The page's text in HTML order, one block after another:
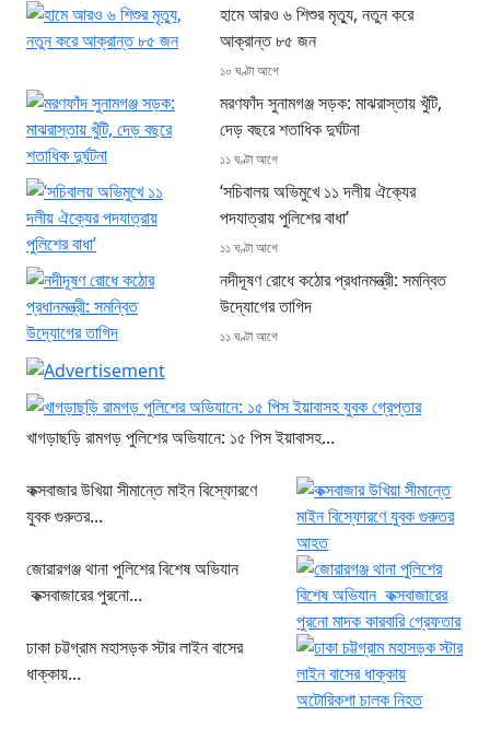
হামে আরও ৬ শিশুর মৃত্যু, নতুন করে
আক্রান্ত ৮৫ জন
১০ ঘণ্টা আগে
মরণফাঁদ সুনামগঞ্জ সড়ক: মাঝরাস্তায় খুঁটি,
দেড় বছরে শতাধিক দুর্ঘটনা
১১ ঘণ্টা আগে
‘সচিবালয় অভিমুখে ১১ দলীয় ঐক্যের
পদযাত্রায় পুলিশের বাধা’
১১ ঘণ্টা আগে
নদীদূষণ রোধে কঠোর প্রধানমন্ত্রী: সমন্বিত
উদ্যোগের তাগিদ
১১ ঘণ্টা আগে
খাগড়াছড়ি রামগড় পুলিশের অভিযানে: ১৫ পিস ইয়াবাসহ...
কক্সবাজার উখিয়া সীমান্তে মাইন বিস্ফোরণে
যুবক গুরুতর...
জোরারগঞ্জ থানা পুলিশের বিশেষ অভিযান
কক্সবাজারের পুরনো...
ঢাকা চট্টগ্রাম মহাসড়ক স্টার লাইন বাসের
ধাক্কায়...